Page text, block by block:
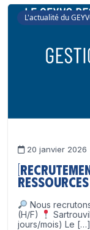
L'actualité du
20 janvier
Ressources
Nous
(H/F)
jours/mois) Le […]